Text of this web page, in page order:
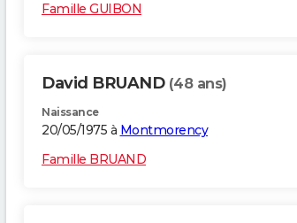
Famille GUIBON
David BRUAND (48 ans)
Naissance
20/05/1975 à Montmorency
Famille BRUAND